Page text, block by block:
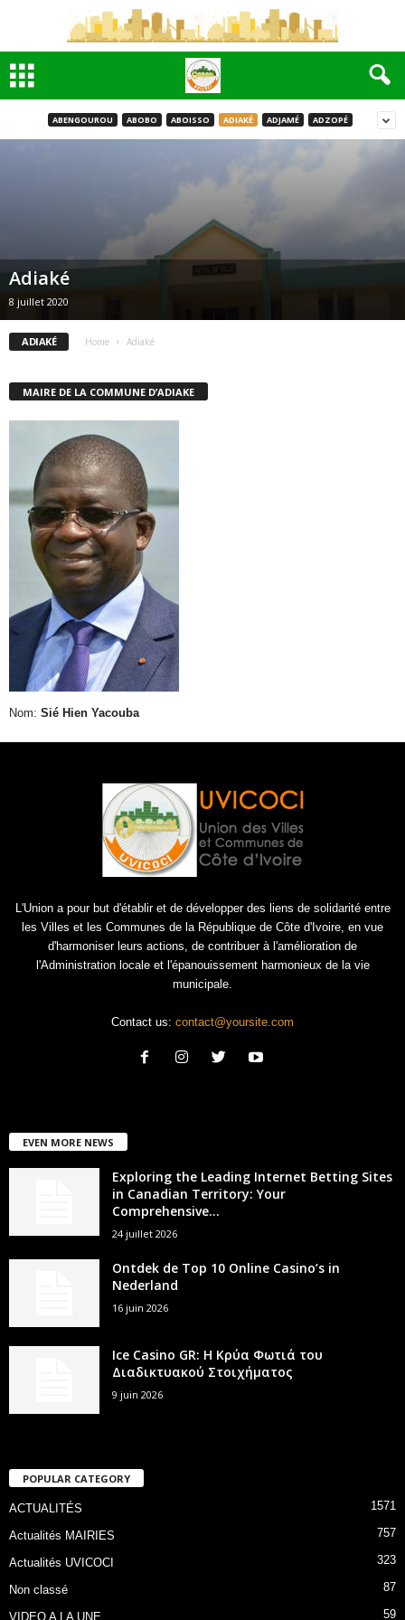
ABENGOUROU ABOBO ABOISSO ADIAKÉ ADJAMÉ ADZOPÉ
Adiaké
8 juillet 2020
ADIAKÉ Home Adiaké
MAIRE DE LA COMMUNE D’ADIAKE
Nom: Sié Hien Yacouba
L'Union a pour but d'établir et de développer des liens de solidarité entre
les Villes et les Communes de la République de Côte d'Ivoire, en vue
d'harmoniser leurs actions, de contribuer à l'amélioration de
l'Administration locale et l'épanouissement harmonieux de la vie
municipale.
Contact us: contact@yoursite.com
EVEN MORE NEWS
Exploring the Leading Internet Betting Sites
in Canadian Territory: Your
Comprehensive...
24 juillet 2026
Ontdek de Top 10 Online Casino’s in
Nederland
16 juin 2026
Ice Casino GR: Η Κρύα Φωτιά του
Διαδικτυακού Στοιχήματος
9 juin 2026
POPULAR CATEGORY
ACTUALITÉS 1571
Actualités MAIRIES 757
Actualités UVICOCI 323
Non classé 87
VIDEO A LA UNE 59